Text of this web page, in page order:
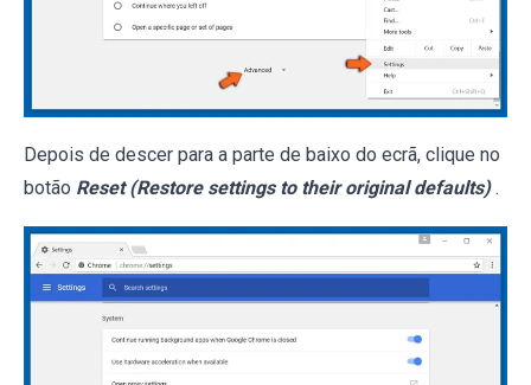
Depois de descer para a parte de baixo do ecrã, clique no
botão Reset (Restore settings to their original defaults) .